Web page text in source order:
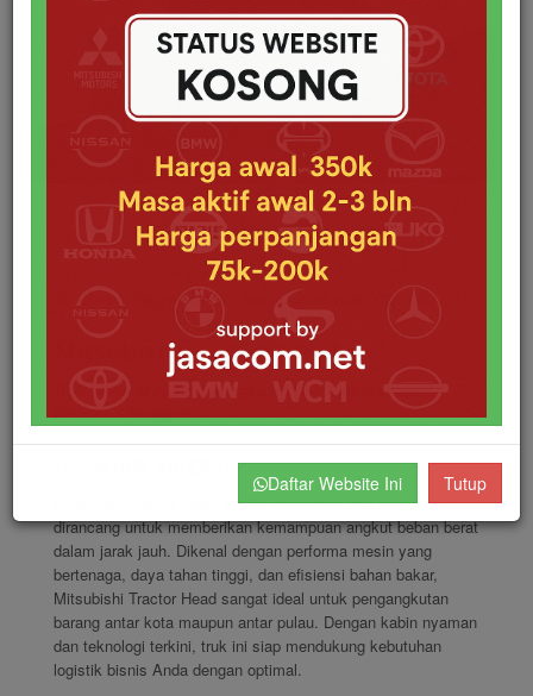
Daftar Website Ini Tutup
By Ahmad Taqiyuddin Posted 2018-10-01 08:15:59
Mitsubishi Tractor Head
Truk Besar untuk Pengangkutan Jarak Jauh dengan
Performa Tangguh
Mitsubishi Tractor Head adalah kendaraan truk besar yang
dirancang untuk memberikan kemampuan angkut beban berat
dalam jarak jauh. Dikenal dengan performa mesin yang
bertenaga, daya tahan tinggi, dan efisiensi bahan bakar,
Mitsubishi Tractor Head sangat ideal untuk pengangkutan
barang antar kota maupun antar pulau. Dengan kabin nyaman
dan teknologi terkini, truk ini siap mendukung kebutuhan
logistik bisnis Anda dengan optimal.